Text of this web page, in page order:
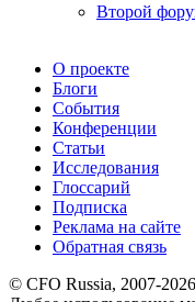
Второй
О проекте
Блоги
События
Конференции
Статьи
Исследования
Глоссарий
Подписка
Реклама на сайте
Обратная связь
© CFO Russia, 2007-